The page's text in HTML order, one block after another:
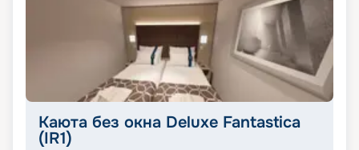
Каюта без окна Deluxe Fantastica
(IR1)